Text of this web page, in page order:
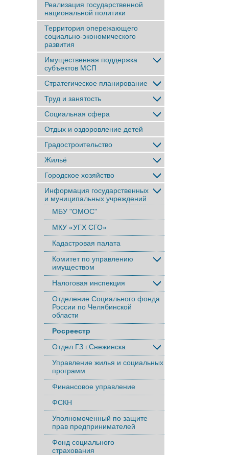
Реализация государственной
национальной политики
Территория опережающего
социально-экономического
развития
Имущественная поддержка
субъектов МСП
Стратегическое планирование
Труд и занятость
Социальная сфера
Отдых и оздоровление детей
Градостроительство
Жильё
Городское хозяйство
Информация государственных
и муниципальных учреждений
МБУ "ОМОС"
МКУ «УГХ СГО»
Кадастровая палата
Комитет по управлению
имуществом
Налоговая инспекция
Отделение Социального фонда
России по Челябинской
области
Росреестр
Отдел ГЗ г.Снежинска
Управление жилья и социальных
программ
Финансовое управление
ФСКН
Уполномоченный по защите
прав предпринимателей
Фонд социального
страхования